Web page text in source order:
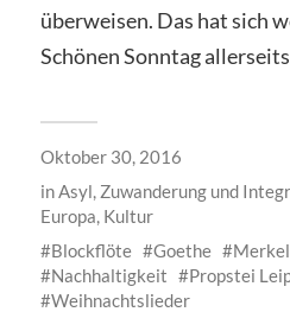
überweisen. Das hat sich
Schönen Sonntag
Oktober 30, 2016
inAsyl, Zuwanderung und
Europa, Kultur
Blockflöte
Goethe Merkel
Nachhaltigkeit
Propstei
Weihnachtslieder